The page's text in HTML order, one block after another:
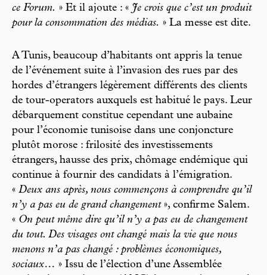
ce Forum. » Et il ajoute : « Je crois que c’est un produit
pour la consommation des médias. » La messe est dite.
A Tunis, beaucoup d’habitants ont appris la tenue
de l’événement suite à l’invasion des rues par des
hordes d’étrangers légèrement différents des clients
de tour-operators auxquels est habitué le pays. Leur
débarquement constitue cependant une aubaine
pour l’économie tunisoise dans une conjoncture
plutôt morose : frilosité des investissements
étrangers, hausse des prix, chômage endémique qui
continue à fournir des candidats à l’émigration.
« Deux ans après, nous commençons à comprendre qu’il
n’y a pas eu de grand changement», confirme Salem.
« On peut même dire qu’il n’y a pas eu de changement
du tout. Des visages ont changé mais la vie que nous
menons n’a pas changé : problèmes économiques,
sociaux… » Issu de l’élection d’une Assemblée